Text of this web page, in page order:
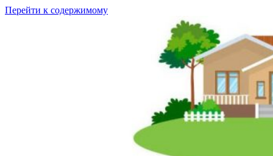
Перейти к содержимому